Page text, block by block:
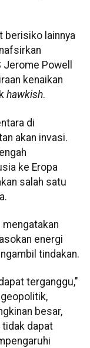
berisiko lainnya
Powell
kenaikan
hawkish.
di
akan invasi.
ke Eropa
salah satu
mengatakan
energi
tindakan.
terganggu,"
besar,
tidak dapat